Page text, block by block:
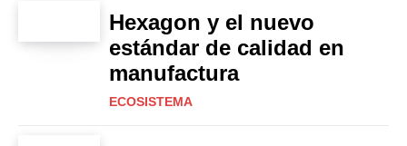
Hexagon y el nuevo
estándar de calidad en
manufactura
ECOSISTEMA